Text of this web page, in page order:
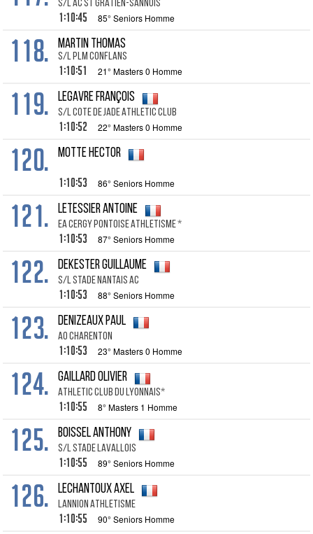
S/L AC ST GRATIEN-SANNOIS
1:10:45 85° Seniors Homme
118. MARTIN THOMAS
S/L PLM CONFLANS
1:10:51 21° Masters 0 Homme
119. LEGAVRE FRANÇOIS
S/L COTE DE JADE ATHLETIC CLUB
1:10:52 22° Masters 0 Homme
120. MOTTE HECTOR
1:10:53 86° Seniors Homme
121. LETESSIER ANTOINE
EA CERGY PONTOISE ATHLETISME *
1:10:53 87° Seniors Homme
122. DEKESTER GUILLAUME
S/L STADE NANTAIS AC
1:10:53 88° Seniors Homme
123. DENIZEAUX PAUL
AO CHARENTON
1:10:53 23° Masters 0 Homme
124. GAILLARD OLIVIER
ATHLETIC CLUB DU LYONNAIS*
1:10:55 8° Masters 1 Homme
125. BOISSEL ANTHONY
S/L STADE LAVALLOIS
1:10:55 89° Seniors Homme
126. LECHANTOUX AXEL
LANNION ATHLETISME
1:10:55 90° Seniors Homme